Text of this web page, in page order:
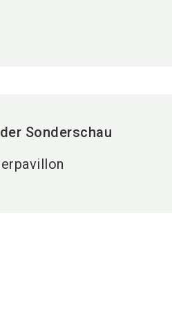
Sonderschau